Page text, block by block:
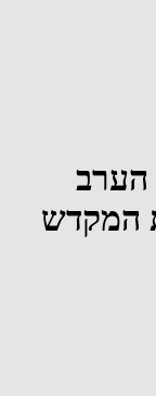
הערב
המקדש